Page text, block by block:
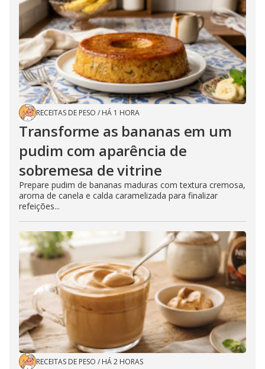
RECEITAS DE PESO / HÁ 1 HORA
Transforme as bananas em um
pudim com aparência de
sobremesa de vitrine
Prepare pudim de bananas maduras com textura cremosa,
aroma de canela e calda caramelizada para finalizar
refeições...
RECEITAS DE PESO / HÁ 2 HORAS